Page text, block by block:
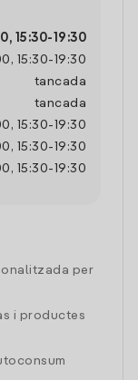
, 15:30- 19:30
, 15:30- 19:30
tancada
tancada
, 15:30- 19:30
, 15:30- 19:30
, 15:30- 19:30
per
i productes